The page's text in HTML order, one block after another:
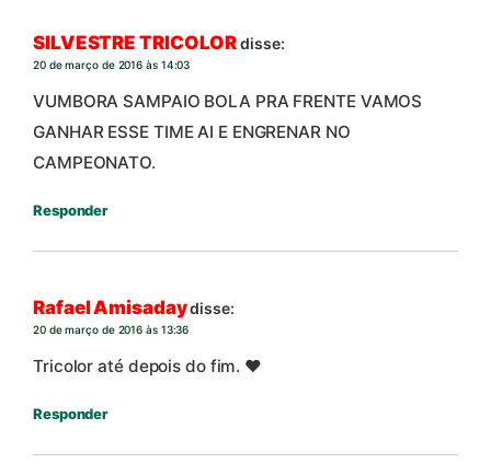
SILVESTRE TRICOLORdisse:
20 de março de 2016 às 14:03
VUMBORA SAMPAIO BOLA PRA FRENTE VAMOS
GANHAR ESSE TIME AI E ENGRENAR NO
CAMPEONATO.
Responder
Rafael Amisadaydisse:
20 de março de 2016 às 13:36
Tricolor até depois do fim. ❤
Responder